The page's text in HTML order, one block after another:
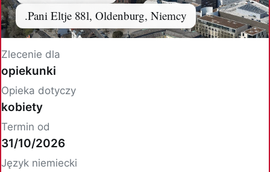
.Pani Eltje 88l, Oldenburg, Niemcy
Zlecenie dla
opiekunki
Opieka dotyczy
kobiety
Termin od
31/10/2026
Język niemiecki